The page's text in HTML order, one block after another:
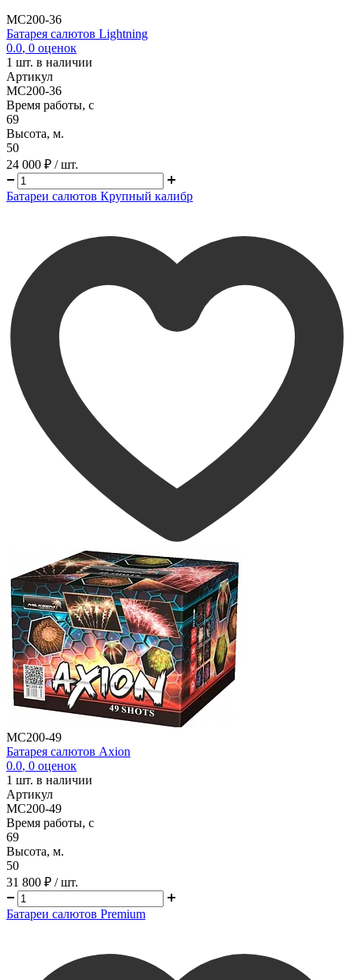
MC200-36
Батарея салютов Lightning
0.0, 0 оценок
1 шт. в наличии
Артикул
MC200-36
Время работы, с
69
Высота, м.
50
24 000 ₽ / шт.
Батареи салютов Крупный калибр
MC200-49
Батарея салютов Axion
0.0, 0 оценок
1 шт. в наличии
Артикул
MC200-49
Время работы, с
69
Высота, м.
50
31 800 ₽ / шт.
Батареи салютов Premium